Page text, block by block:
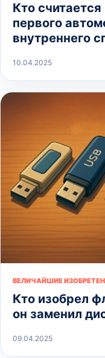
Кто
первого
внутреннего
10.04.2025
ВЕЛИЧАЙШИЕ
Кто изобрел
он заменил
09.04.2025